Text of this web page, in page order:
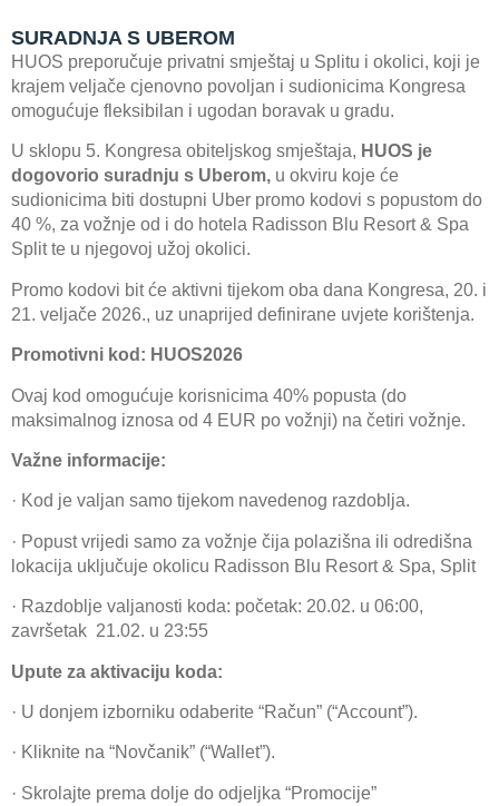
SURADNJA S UBEROM
HUOS preporučuje privatni smještaj u Splitu i okolici, koji je
krajem veljače cjenovno povoljan i sudionicima Kongresa
omogućuje fleksibilan i ugodan boravak u gradu.
U sklopu 5. Kongresa obiteljskog smještaja, HUOS je
dogovorio suradnju s Uberom, u okviru koje će
sudionicima biti dostupni Uber promo kodovi s popustom do
40 %, za vožnje od i do hotela Radisson Blu Resort & Spa
Split te u njegovoj užoj okolici.
Promo kodovi bit će aktivni tijekom oba dana Kongresa, 20. i
21. veljače 2026., uz unaprijed definirane uvjete korištenja.
Promotivni kod: HUOS2026
Ovaj kod omogućuje korisnicima 40% popusta (do
maksimalnog iznosa od 4 EUR po vožnji) na četiri vožnje.
Važne informacije:
· Kod je valjan samo tijekom navedenog razdoblja.
· Popust vrijedi samo za vožnje čija polazišna ili odredišna
lokacija uključuje okolicu Radisson Blu Resort & Spa, Split
· Razdoblje valjanosti koda: početak: 20.02. u 06:00,
završetak 21.02. u 23:55
Upute za aktivaciju koda:
· U donjem izborniku odaberite “Račun” (“Account”).
· Kliknite na “Novčanik” (“Wallet”).
· Skrolajte prema dolje do odjeljka “Promocije”